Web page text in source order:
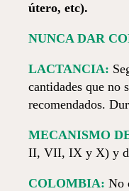
útero, etc).
NUNCA DAR
LACTANCIA:
cantidades que no
recomendados.
MECANISMO
II, VII, IX y X) y
COLOMBIA: No